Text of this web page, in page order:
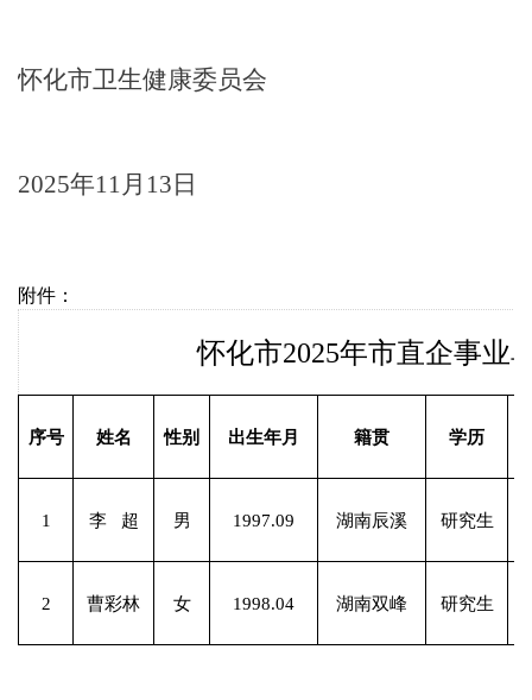
怀化市卫生健康委员会
2025年11月 13 日
附件：
怀化市2025年市直企事业
序号 姓名 性别 出生年月 籍贯 学历
1 李 超 男 1997.09 湖南辰溪 研究生
2 曹彩林 女 1998.04 湖南双峰 研究生